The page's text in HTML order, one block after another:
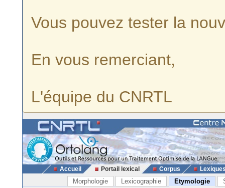
Vous pouvez tester la
En vous remerciant,
L'équipe du CNRTL
Accueil Portail lexical Corpus
Morphologie Lexicographie Etymologie